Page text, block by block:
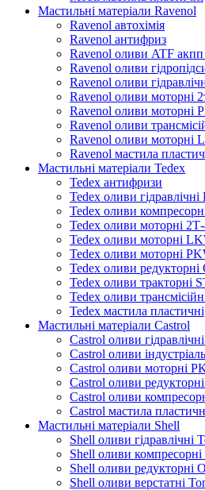
Мастильні матеріали Ravenol
Ravenol автохімія
Ravenol антифриз
Ravenol оливи ATF акпп
Ravenol оливи
Ravenol оливи
Ravenol оливи моторні
Ravenol оливи моторні
Ravenol оливи
Ravenol оливи моторні
Ravenol мастила
Мастильні матеріали Tedex
Tedex антифризи
Tedex оливи
Tedex оливи
Tedex оливи моторні
Tedex оливи моторні
Tedex оливи моторні
Tedex оливи редукторні
Tedex оливи тракторні
Tedex оливи
Tedex мастила пластичні
Мастильні матеріали Castrol
Castrol оливи
Castrol оливи
Castrol оливи моторні
Castrol оливи
Castrol оливи
Castrol мастила
Мастильні матеріали Shell
Shell оливи гідравлічні
Shell оливи компресорні
Shell оливи редукторні
Shell оливи верстатні